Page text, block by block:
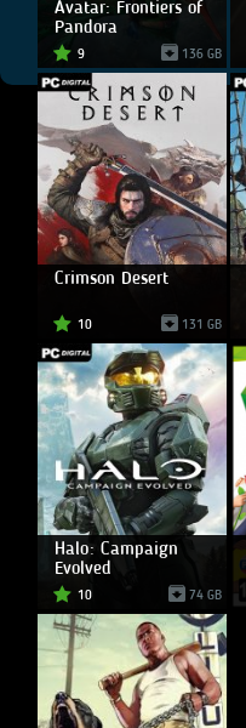
Avatar: Frontiers of
Pandora
9 136 GB
Crimson Desert
10 131 GB
Halo: Campaign
Evolved
10 74 GB